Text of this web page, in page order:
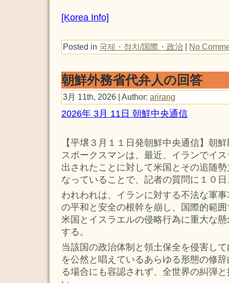
[Korea Info]
Posted in 국제・정치/国際・政治 | No
朝鮮外務省代弁人の回答
3月 11th, 2026 | Author: arirang
2026年 3月 11日 朝鮮中央通信
【平壌３月１１日発朝鮮中央通信】朝
スポークスマンは、最近、イランでイ
出されたことに対して米国とその追随
なっていることで、記者の質問に１０
われわれは、イランに対する不法な軍
の平和と安全の根幹を崩し、国際的範
米国とイスラエルの侵略行為に重大な
する。
当該国の政治体制と領土保全を侵害し
を公然と唱えているあらゆる形態の修
る場合にも容認されず、全世界の糾弾